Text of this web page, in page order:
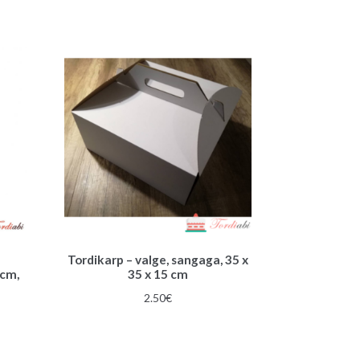
Tordikarp – valge, sangaga, 35 x
35 x 15 cm
2.50€